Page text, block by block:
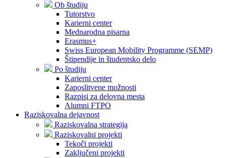
Ob študiju
Tutorstvo
Karierni center
Mednarodna pisarna
Erasmus+
Swiss European Mobility Programme (SEMP)
Štipendije in študentsko delo
Po študiju
Karierni center
Zaposlitvene možnosti
Razpisi za delovna mesta
Alumni FTPO
Raziskovalna dejavnost
Raziskovalna strategija
Raziskovalni projekti
Tekoči projekti
Zaključeni projekti